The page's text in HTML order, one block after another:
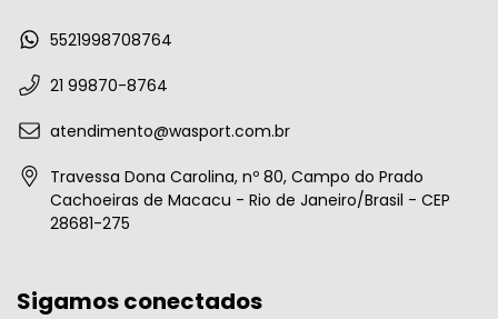
5521998708764
21 99870-8764
atendimento@wasport.com.br
Travessa Dona Carolina, nº 80, Campo do Prado
Cachoeiras de Macacu - Rio de Janeiro/Brasil - CEP
28681-275
Sigamos conectados